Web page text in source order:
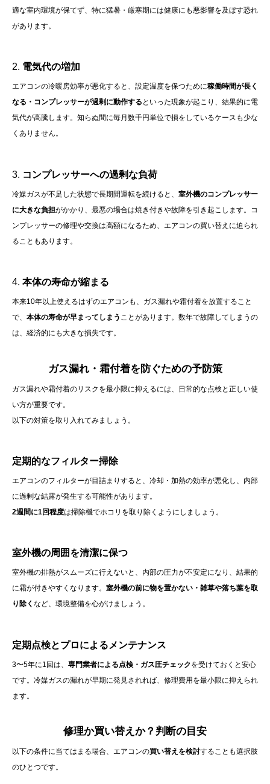
適な室内環境が保てず、特に猛暑・厳寒期には健康にも悪影響を及ぼす恐れ
があります。
2. 電気代の増加
エアコンの冷暖房効率が悪化すると、設定温度を保つために稼働時間が長く
なる・コンプレッサーが過剰に動作する といった現象が起こり、結果的に電
気代が高騰します。知らぬ間に毎月数千円単位で損をしているケースも少な
くありません。
3. コンプレッサーへの過剰な負荷
冷媒ガスが不足した状態で長期間運転を続けると、 室外機のコンプレッサー
に大きな負担がかかり、最悪の場合は焼き付きや故障を引き起こします。コ
ンプレッサーの修理や交換は高額になるため、エアコンの買い替えに迫られ
ることもあります。
4. 本体の寿命が縮まる
本来10年以上使えるはずのエアコンも、ガス漏れや霜付着を放置すること
で、 本体の寿命が早まってしまう ことがあります。数年で故障してしまうの
は、経済的にも大きな損失です。
ガス漏れ・霜付着を防ぐための予防策
ガス漏れや霜付着のリスクを最小限に抑えるには、日常的な点検と正しい使
い方が重要です。
以下の対策を取り入れてみましょう。
定期的なフィルター掃除
エアコンのフィルターが目詰まりすると、冷却・加熱の効率が悪化し、内部
に過剰な結露が発生する可能性があります。
2週間に1回程度は掃除機でホコリを取り除くようにしましょう。
室外機の周囲を清潔に保つ
室外機の排熱がスムーズに行えないと、内部の圧力が不安定になり、結果的
に霜が付きやすくなります。 室外機の前に物を置かない・雑草や落ち葉を取
り除く など、環境整備を心がけましょう。
定期点検とプロによるメンテナンス
3〜5年に1回は、 専門業者による点検・ガス圧チェックを受けておくと安心
です。冷媒ガスの漏れが早期に発見されれば、修理費用を最小限に抑えられ
ます。
修理か買い替えか？判断の目安
以下の条件に当てはまる場合、エアコンの買い替えを検討することも選択肢
のひとつです。